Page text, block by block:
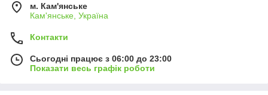
м. Кам'янське
Кам'янське, Україна
Контакти
Сьогодні працює з 06:00 до 23:00
Показати весь графік роботи